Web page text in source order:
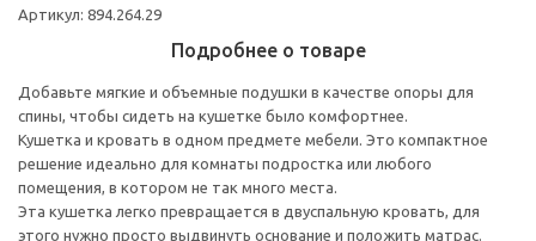
Артикул: 894.264.29
Подробнее о товаре
Добавьте мягкие и объемные подушки в качестве опоры для
спины, чтобы сидеть на кушетке было комфортнее.
Кушетка и кровать в одном предмете мебели. Это компактное
решение идеально для комнаты подростка или любого
помещения, в котором не так много места.
Эта кушетка легко превращается в двуспальную кровать, для
этого нужно просто выдвинуть основание и положить матрас.